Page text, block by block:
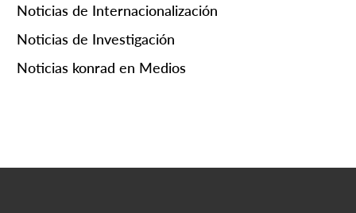
Noticias de Internacionalización
Noticias de Investigación
Noticias konrad en Medios